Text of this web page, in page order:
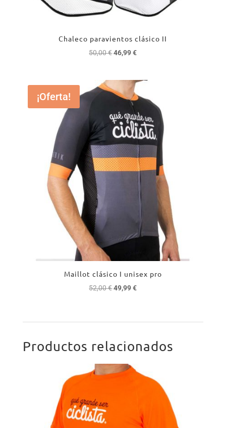
Chaleco paravientos clásico II
50,00€El
era:
50,00 €.
46,99€El
46,99 €.
¡Oferta!
Maillot clásico I unisex pro
52,00€El
era:
49,99€El
es:
Productos relacionados